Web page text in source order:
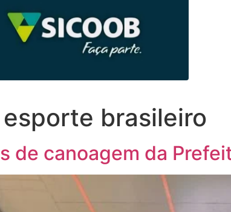
esporte brasileiro
de canoagem da